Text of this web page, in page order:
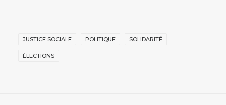
JUSTICE SOCIALE POLITIQUE SOLIDARITÉ
ÉLECTIONS